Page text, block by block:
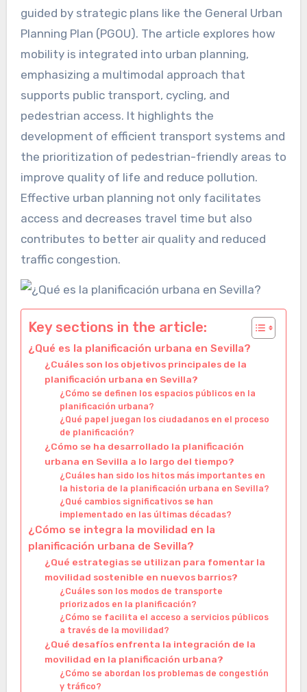
guided by strategic plans like the General Urban
Planning Plan (PGOU). The article explores how
mobility is integrated into urban planning,
emphasizing a multimodal approach that
supports public transport, cycling, and
pedestrian access. It highlights the
development of efficient transport systems and
the prioritization of pedestrian-friendly areas to
improve quality of life and reduce pollution.
Effective urban planning not only facilitates
access and decreases travel time but also
contributes to better air quality and reduced
traffic congestion.
Key sections in the article:
¿Qué es la planificación urbana en Sevilla?
¿Cuáles son los objetivos principales de la
planificación urbana en Sevilla?
¿Cómo se definen los espacios públicos en la
planificación urbana?
¿Qué papel juegan los ciudadanos en el proceso
de planificación?
¿Cómo se ha desarrollado la planificación
urbana en Sevilla a lo largo del tiempo?
¿Cuáles han sido los hitos más importantes en
la historia de la planificación urbana en Sevilla?
¿Qué cambios significativos se han
implementado en las últimas décadas?
¿Cómo se integra la movilidad en la
planificación urbana de Sevilla?
¿Qué estrategias se utilizan para fomentar la
movilidad sostenible en nuevos barrios?
¿Cuáles son los modos de transporte
priorizados en la planificación?
¿Cómo se facilita el acceso a servicios públicos
a través de la movilidad?
¿Qué desafíos enfrenta la integración de la
movilidad en la planificación urbana?
¿Cómo se abordan los problemas de congestión
y tráfico?